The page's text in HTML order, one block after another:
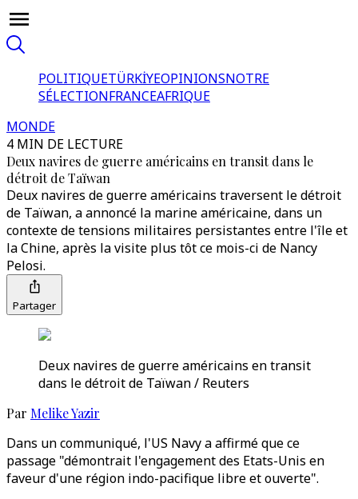
POLITIQUETÜRKİYEOPINIONSNOTRE
SÉLECTIONFRANCEAFRIQUE
MONDE
4 MIN DE LECTURE
Deux navires de guerre américains en transit dans le
détroit de Taïwan
Deux navires de guerre américains traversent le détroit
de Taïwan, a annoncé la marine américaine, dans un
contexte de tensions militaires persistantes entre l'île et
la Chine, après la visite plus tôt ce mois-ci de Nancy
Pelosi.
Partager
Deux navires de guerre américains en transit
dans le détroit de Taïwan / Reuters
Par Melike Yazir
Dans un communiqué, l'US Navy a affirmé que ce
passage "démontrait l'engagement des Etats-Unis en
faveur d'une région indo-pacifique libre et ouverte".